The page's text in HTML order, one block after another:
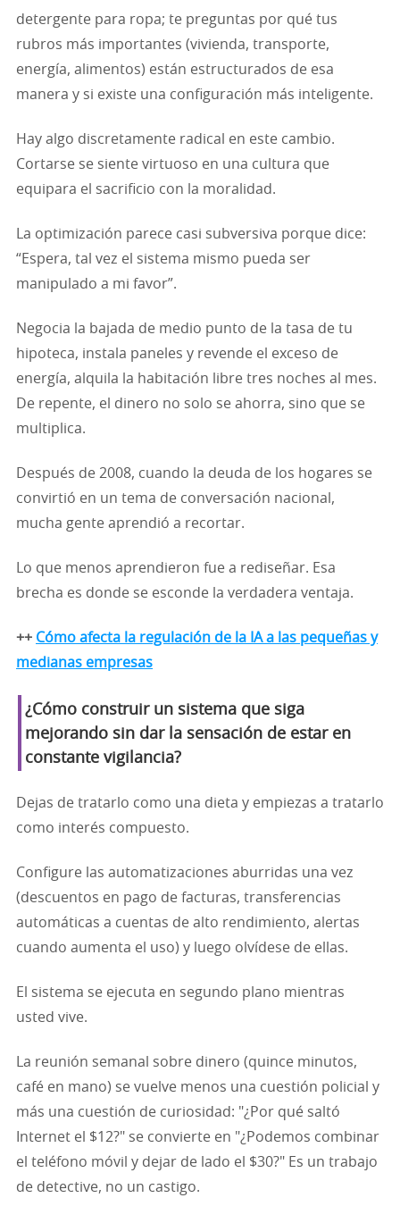
detergente para ropa; te preguntas por qué tus
rubros más importantes (vivienda, transporte,
energía, alimentos) están estructurados de esa
manera y si existe una configuración más inteligente.
Hay algo discretamente radical en este cambio.
Cortarse se siente virtuoso en una cultura que
equipara el sacrificio con la moralidad.
La optimización parece casi subversiva porque dice:
“Espera, tal vez el sistema mismo pueda ser
manipulado a mi favor”.
Negocia la bajada de medio punto de la tasa de tu
hipoteca, instala paneles y revende el exceso de
energía, alquila la habitación libre tres noches al mes.
De repente, el dinero no solo se ahorra, sino que se
multiplica.
Después de 2008, cuando la deuda de los hogares se
convirtió en un tema de conversación nacional,
mucha gente aprendió a recortar.
Lo que menos aprendieron fue a rediseñar. Esa
brecha es donde se esconde la verdadera ventaja.
++ Cómo afecta la regulación de la IA a las pequeñas y
medianas empresas
¿Cómo construir un sistema que siga
mejorando sin dar la sensación de estar en
constante vigilancia?
Dejas de tratarlo como una dieta y empiezas a tratarlo
como interés compuesto.
Configure las automatizaciones aburridas una vez
(descuentos en pago de facturas, transferencias
automáticas a cuentas de alto rendimiento, alertas
cuando aumenta el uso) y luego olvídese de ellas.
El sistema se ejecuta en segundo plano mientras
usted vive.
La reunión semanal sobre dinero (quince minutos,
café en mano) se vuelve menos una cuestión policial y
más una cuestión de curiosidad: "¿Por qué saltó
Internet el $12?" se convierte en "¿Podemos combinar
el teléfono móvil y dejar de lado el $30?" Es un trabajo
de detective, no un castigo.